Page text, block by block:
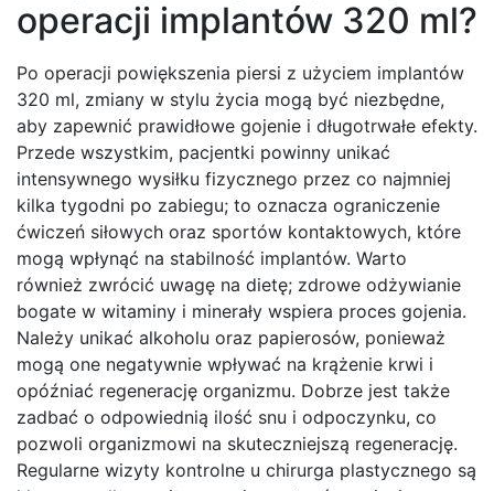
operacji implantów 320 ml?
Po operacji powiększenia piersi z użyciem implantów
320 ml, zmiany w stylu życia mogą być niezbędne,
aby zapewnić prawidłowe gojenie i długotrwałe efekty.
Przede wszystkim, pacjentki powinny unikać
intensywnego wysiłku fizycznego przez co najmniej
kilka tygodni po zabiegu; to oznacza ograniczenie
ćwiczeń siłowych oraz sportów kontaktowych, które
mogą wpłynąć na stabilność implantów. Warto
również zwrócić uwagę na dietę; zdrowe odżywianie
bogate w witaminy i minerały wspiera proces gojenia.
Należy unikać alkoholu oraz papierosów, ponieważ
mogą one negatywnie wpływać na krążenie krwi i
opóźniać regenerację organizmu. Dobrze jest także
zadbać o odpowiednią ilość snu i odpoczynku, co
pozwoli organizmowi na skuteczniejszą regenerację.
Regularne wizyty kontrolne u chirurga plastycznego są